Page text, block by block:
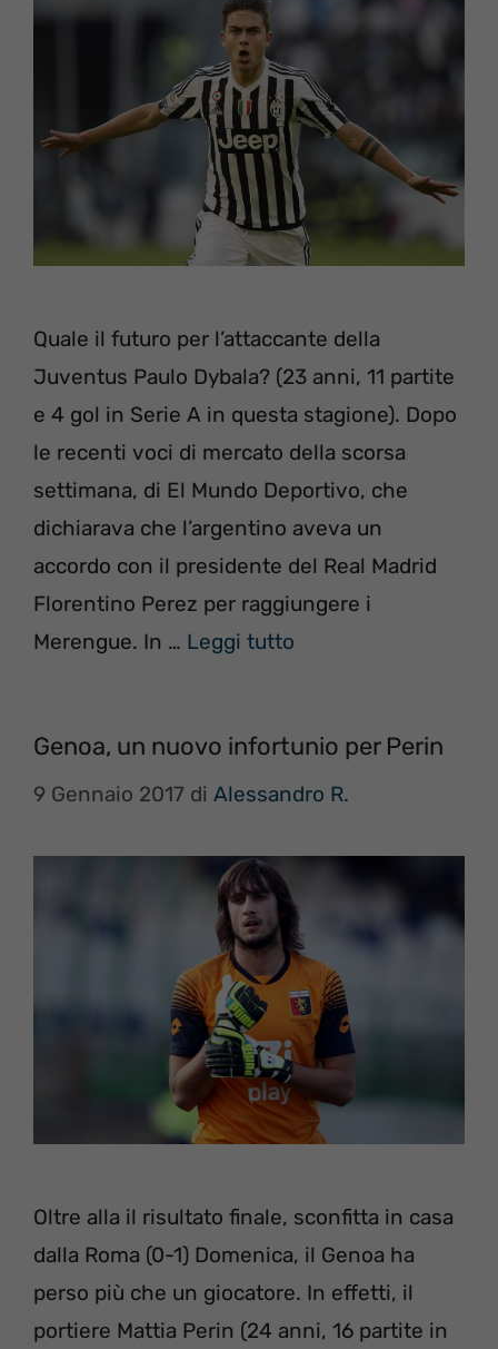
Quale il futuro per l’attaccante della
Juventus Paulo Dybala? (23 anni, 11 partite
e 4 gol in Serie A in questa stagione). Dopo
le recenti voci di mercato della scorsa
settimana, di El Mundo Deportivo, che
dichiarava che l’argentino aveva un
accordo con il presidente del Real Madrid
Florentino Perez per raggiungere i
Merengue. In … Leggi tutto
Genoa, un nuovo infortunio per Perin
9 Gennaio 2017 di Alessandro R.
Oltre alla il risultato finale, sconfitta in casa
dalla Roma (0-1) Domenica, il Genoa ha
perso più che un giocatore. In effetti, il
portiere Mattia Perin (24 anni, 16 partite in